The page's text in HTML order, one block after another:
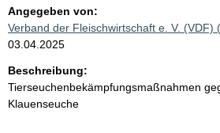
Angegeben von:
Verband der Fleischwirtschaft e. V. (VDF)
03.04.2025
Beschreibung:
Tierseuchenbekämpfungsmaßnahmen
Klauenseuche